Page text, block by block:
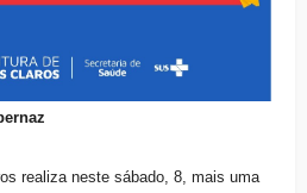
realiza neste sábado, 8, mais uma